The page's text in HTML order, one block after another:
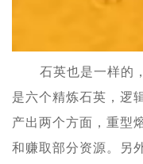
石英也是一样的
是六个精炼石英，逻
产出两个方面，重型
和赚取部分资源。另